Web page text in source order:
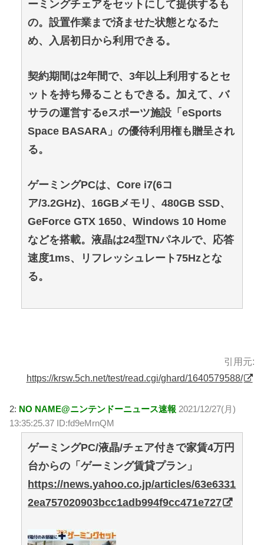
ーミングチェアをセットにして提供するも
の。設置作業まで済ませた状態となるた
め、入居初日から利用できる。
契約期間は2年間で、3年以上利用するとセ
ットを持ち帰ることもできる。加えて、バ
サラの運営するeスポーツ施設「eSports
Space BASARA」の優待利用権も贈呈され
る。
ゲーミングPCは、Core i7(6コ
ア/3.2GHz)、16GBメモリ、480GB SSD、
GeForce GTX 1650、Windows 10 Home
などを搭載。液晶は24型TNパネルで、応答
速度1ms、リフレッシュレート75Hzとな
る。
引用元:
https://krsw.5ch.net/test/read.cgi/ghard/1640579588/
2: NO NAME@ニンテンドーニュース速報 2021/12/27(月)
13:35:25.37 ID:fd9eMrnQM
ゲーミングPC/液晶/チェア付きで家賃4万円
台からの「ゲーミング賃貸プラン」
https://news.yahoo.co.jp/articles/63e6331
2ea757020903bcc1adb994f9cc471e727